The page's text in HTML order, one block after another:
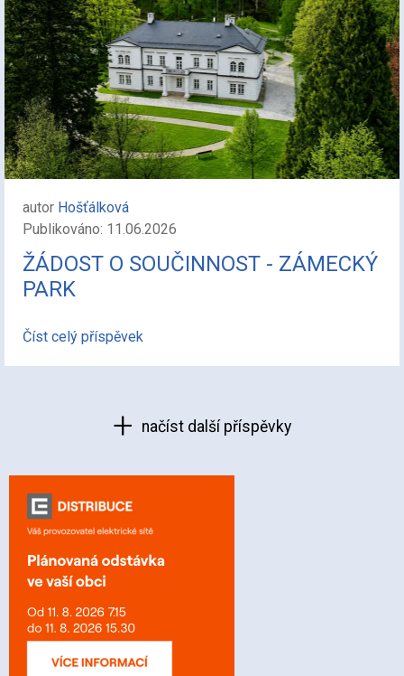
autor Hošťálková
Publikováno: 11.06.2026
ŽÁDOST O SOUČINNOST - ZÁMECKÝ
PARK
Číst celý příspěvek
načíst další příspěvky